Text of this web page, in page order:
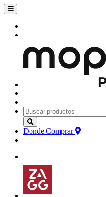
Donde Comprar